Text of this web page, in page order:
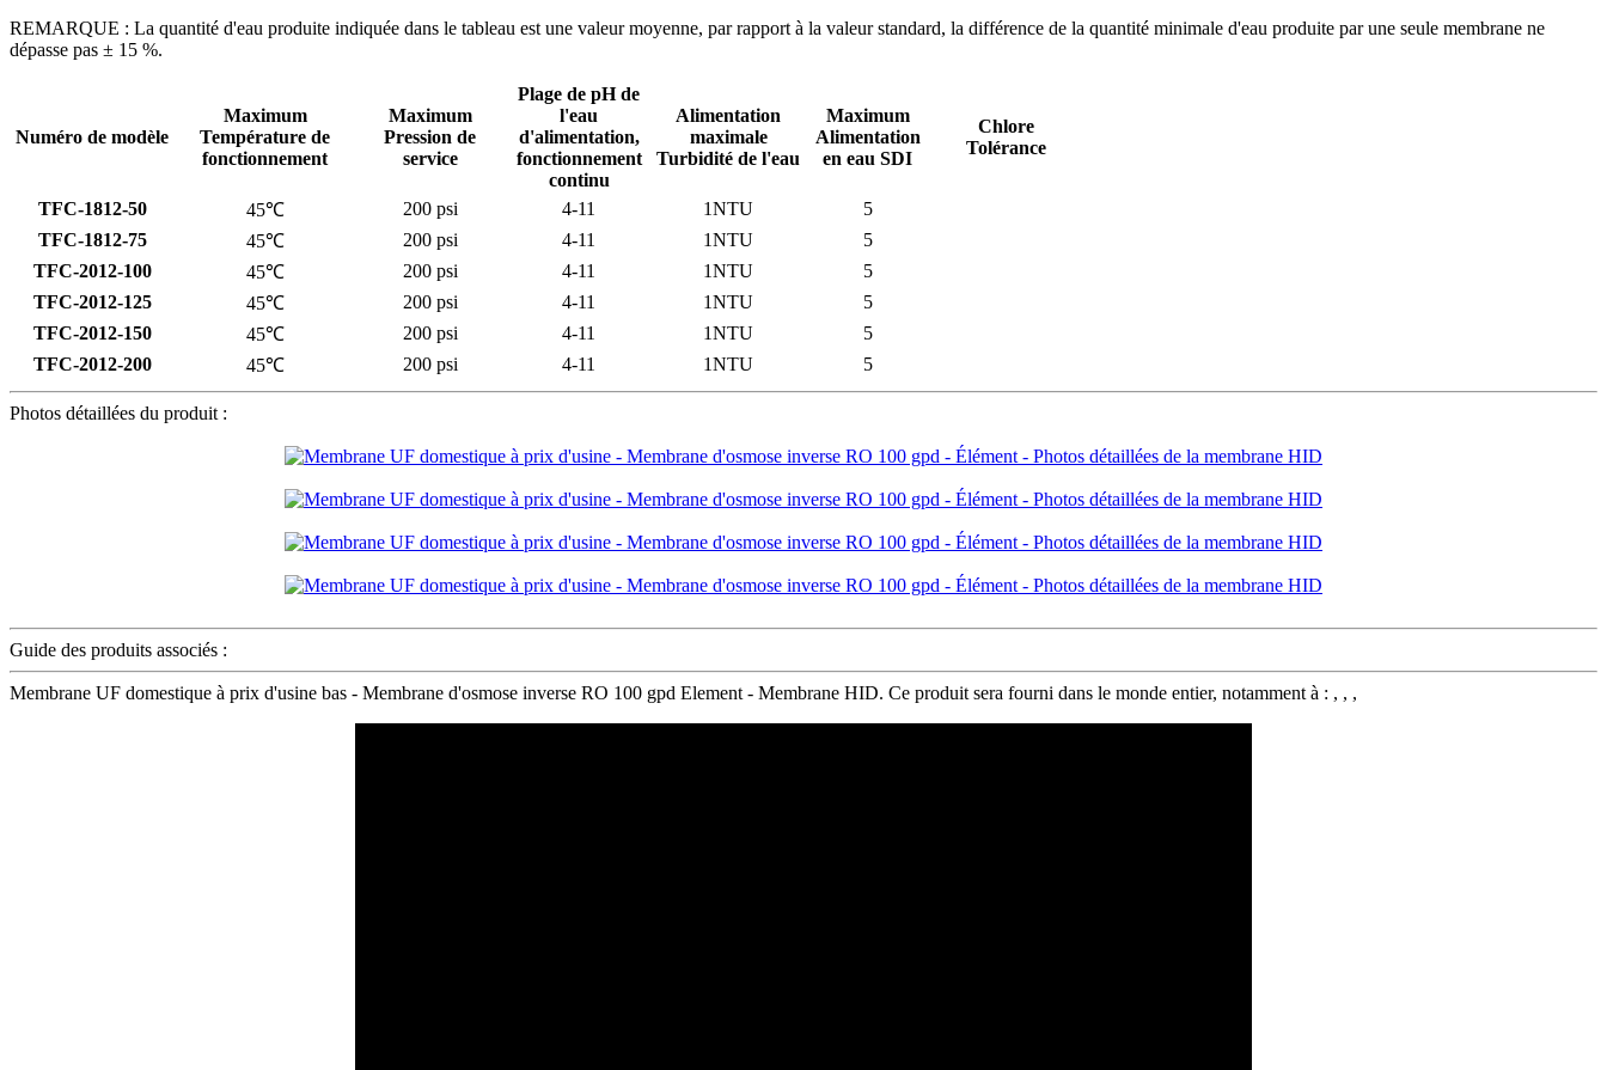
REMARQUE : La quantité d'eau produite indiquée dans le tableau est une valeur moyenne, par rapport à la valeur standard, la différence de la quantité minimale d'eau produite par une seule membrane ne
dépasse pas ± 15 %.
Numéro de modèle
Maximum
Température de
fonctionnement
Maximum
Pression de
service
Plage de pH de
l'eau
d'alimentation,
fonctionnement
continu
Alimentation
maximale
Turbidité de l'eau
Maximum
Alimentation
en eau SDI
Chlore
Tolérance
TFC-1812-50 45℃ 200 psi 4-11 1NTU
5
TFC-1812-75
45℃ 200 psi 4-11 1NTU
5
TFC-2012-100
45℃ 200 psi 4-11 1NTU
5
TFC-2012-125
45℃ 200 psi 4-11 1NTU
5
TFC-2012-150
45℃ 200 psi 4-11 1NTU
5
TFC-2012-200
45℃ 200 psi 4-11 1NTU 5
Photos détaillées du produit :
Guide des produits associés :
Membrane UF domestique à prix d'usine bas - Membrane d'osmose inverse RO 100 gpd Element - Membrane HID. Ce produit sera fourni dans le monde entier, notamment à : , , ,